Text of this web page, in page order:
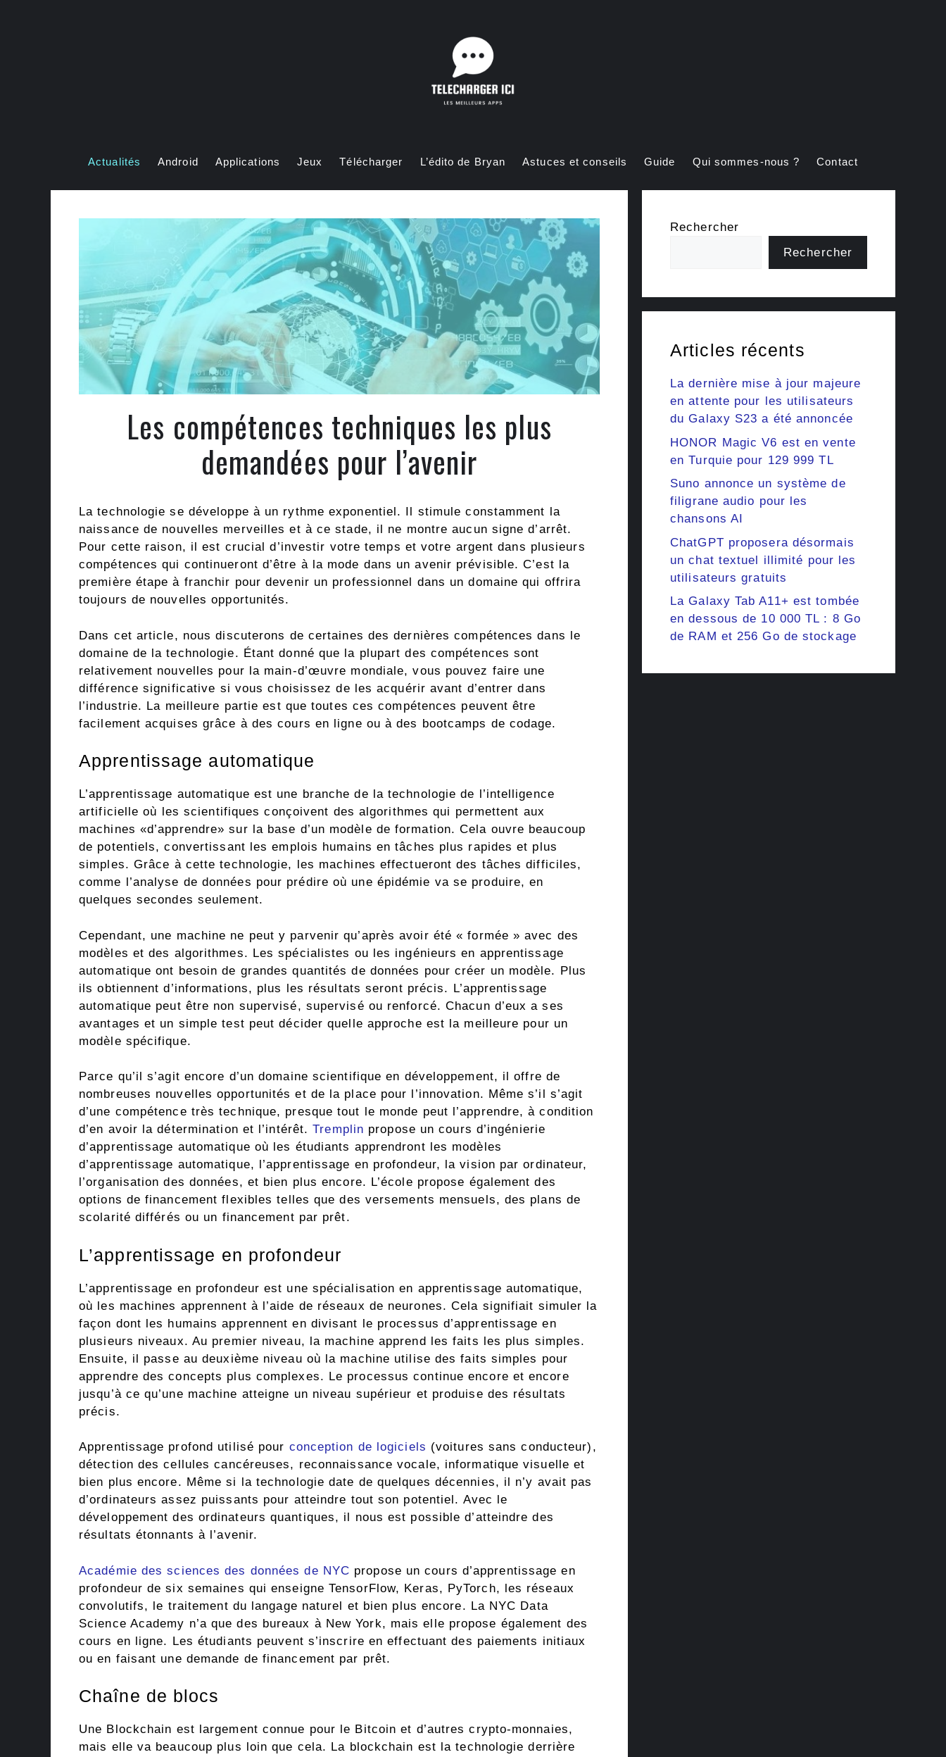
Actualités Android Applications Jeux Télécharger L’édito de Bryan Astuces et conseils Guide Qui sommes-nous ? Contact
Les compétences techniques les plus
demandées pour l’avenir
La technologie se développe à un rythme exponentiel. Il stimule constamment la
naissance de nouvelles merveilles et à ce stade, il ne montre aucun signe d’arrêt.
Pour cette raison, il est crucial d’investir votre temps et votre argent dans plusieurs
compétences qui continueront d’être à la mode dans un avenir prévisible. C’est la
première étape à franchir pour devenir un professionnel dans un domaine qui offrira
toujours de nouvelles opportunités.
Dans cet article, nous discuterons de certaines des dernières compétences dans le
domaine de la technologie. Étant donné que la plupart des compétences sont
relativement nouvelles pour la main-d’œuvre mondiale, vous pouvez faire une
différence significative si vous choisissez de les acquérir avant d’entrer dans
l’industrie. La meilleure partie est que toutes ces compétences peuvent être
facilement acquises grâce à des cours en ligne ou à des bootcamps de codage.
Apprentissage automatique
L’apprentissage automatique est une branche de la technologie de l’intelligence
artificielle où les scientifiques conçoivent des algorithmes qui permettent aux
machines «d’apprendre» sur la base d’un modèle de formation. Cela ouvre beaucoup
de potentiels, convertissant les emplois humains en tâches plus rapides et plus
simples. Grâce à cette technologie, les machines effectueront des tâches difficiles,
comme l’analyse de données pour prédire où une épidémie va se produire, en
quelques secondes seulement.
Cependant, une machine ne peut y parvenir qu’après avoir été « formée » avec des
modèles et des algorithmes. Les spécialistes ou les ingénieurs en apprentissage
automatique ont besoin de grandes quantités de données pour créer un modèle. Plus
ils obtiennent d’informations, plus les résultats seront précis. L’apprentissage
automatique peut être non supervisé, supervisé ou renforcé. Chacun d’eux a ses
avantages et un simple test peut décider quelle approche est la meilleure pour un
modèle spécifique.
Parce qu’il s’agit encore d’un domaine scientifique en développement, il offre de
nombreuses nouvelles opportunités et de la place pour l’innovation. Même s’il s’agit
d’une compétence très technique, presque tout le monde peut l’apprendre, à condition
d’en avoir la détermination et l’intérêt.Tremplin propose un cours d’ingénierie
d’apprentissage automatique où les étudiants apprendront les modèles
d’apprentissage automatique, l’apprentissage en profondeur, la vision par ordinateur,
l’organisation des données, et bien plus encore. L’école propose également des
options de financement flexibles telles que des versements mensuels, des plans de
scolarité différés ou un financement par prêt.
L’apprentissage en profondeur
L’apprentissage en profondeur est une spécialisation en apprentissage automatique,
où les machines apprennent à l’aide de réseaux de neurones. Cela signifiait simuler la
façon dont les humains apprennent en divisant le processus d’apprentissage en
plusieurs niveaux. Au premier niveau, la machine apprend les faits les plus simples.
Ensuite, il passe au deuxième niveau où la machine utilise des faits simples pour
apprendre des concepts plus complexes. Le processus continue encore et encore
jusqu’à ce qu’une machine atteigne un niveau supérieur et produise des résultats
précis.
Apprentissage profond utilisé pour conception de logiciels (voitures sans conducteur),
détection des cellules cancéreuses, reconnaissance vocale, informatique visuelle et
bien plus encore. Même si la technologie date de quelques décennies, il n’y avait pas
d’ordinateurs assez puissants pour atteindre tout son potentiel. Avec le
développement des ordinateurs quantiques, il nous est possible d’atteindre des
résultats étonnants à l’avenir.
Académie des sciences des données de NYC propose un cours d’apprentissage en
profondeur de six semaines qui enseigne TensorFlow, Keras, PyTorch, les réseaux
convolutifs, le traitement du langage naturel et bien plus encore. La NYC Data
Science Academy n’a que des bureaux à New York, mais elle propose également des
cours en ligne. Les étudiants peuvent s’inscrire en effectuant des paiements initiaux
ou en faisant une demande de financement par prêt.
Chaîne de blocs
Une Blockchain est largement connue pour le Bitcoin et d’autres crypto-monnaies,
mais elle va beaucoup plus loin que cela. La blockchain est la technologie derrière
Rechercher
Rechercher
Articles récents
La dernière mise à jour majeure
en attente pour les utilisateurs
du Galaxy S23 a été annoncée
HONOR Magic V6 est en vente
en Turquie pour 129 999 TL
Suno annonce un système de
filigrane audio pour les
chansons AI
ChatGPT proposera désormais
un chat textuel illimité pour les
utilisateurs gratuits
La Galaxy Tab A11+ est tombée
en dessous de 10 000 TL : 8 Go
de RAM et 256 Go de stockage